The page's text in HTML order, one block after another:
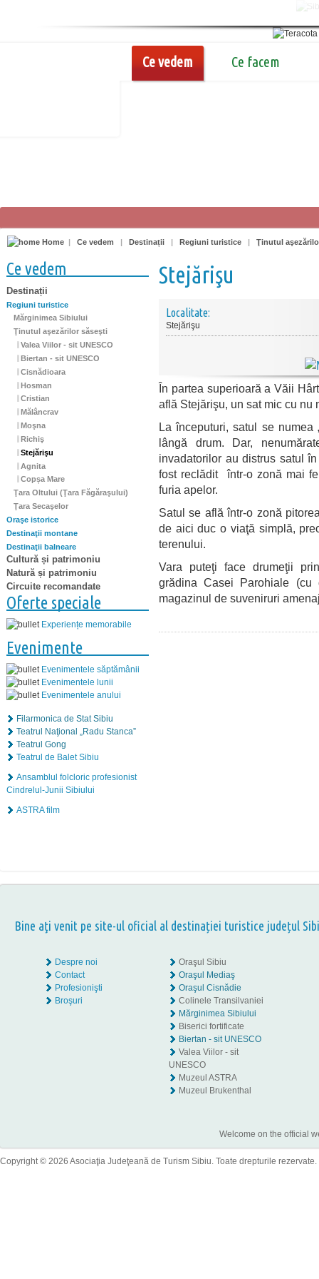
Ce vedem Ce facem
Home | Ce vedem | Destinații | Regiuni turistice | Ţinutul
Ce vedem
Destinații
Regiuni turistice
Mărginimea Sibiului
Ţinutul aşezărilor săseşti
Valea Viilor - sit UNESCO
Biertan - sit UNESCO
Cisnădioara
Hosman
Cristian
Mălâncrav
Moşna
Richiş
Stejărişu
Agnita
Copșa Mare
Ţara Oltului (Ţara Făgăraşului)
Ţara Secaşelor
Oraşe istorice
Destinaţii montane
Destinaţii balneare
Cultură și patrimoniu
Natură și patrimoniu
Circuite recomandate
Oferte speciale
Experiențe memorabile
Evenimente
Evenimentele săptămânii
Evenimentele lunii
Evenimentele anului
Filarmonica de Stat Sibiu
Teatrul Naţional „Radu Stanca”
Teatrul Gong
Teatrul de Balet Sibiu
Ansamblul folcloric profesionist
Cindrelul-Junii Sibiului
ASTRA film
Stejărişu
Localitate:
Stejărişu
În partea superioară a Văii
află Stejărişu, un sat mic cu nu
La începuturi, satul se numea
lângă drum. Dar,
invadatorilor au distrus satul
fost reclădit într-o zonă mai
furia apelor.
Satul se află într-o zonă
de aici duc o viaţă simplă,
terenului.
Vara puteţi face drumeţii
grădina Casei Parohiale
magazinul de suveniruri
Bine aţi venit pe site-ul oficial al destinației turistice județul
Despre noi
Contact
Profesionişti
Broşuri
Oraşul Sibiu
Oraşul Mediaş
Oraşul Cisnădie
Colinele Transilvaniei
Mărginimea Sibiului
Biserici fortificate
Biertan - sit UNESCO
Valea Viilor - sit
UNESCO
Muzeul ASTRA
Muzeul Brukenthal
Welcome on the official
Copyright © 2026 Asociaţia Judeţeană de Turism Sibiu. Toate drepturile rezervate.